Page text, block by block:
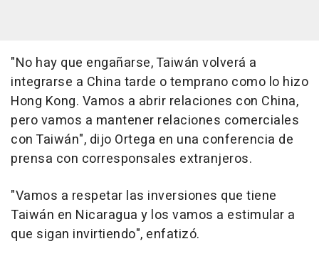
"No hay que engañarse, Taiwán volverá a
integrarse a China tarde o temprano como lo hizo
Hong Kong. Vamos a abrir relaciones con China,
pero vamos a mantener relaciones comerciales
con Taiwán", dijo Ortega en una conferencia de
prensa con corresponsales extranjeros.
"Vamos a respetar las inversiones que tiene
Taiwán en Nicaragua y los vamos a estimular a
que sigan invirtiendo", enfatizó.